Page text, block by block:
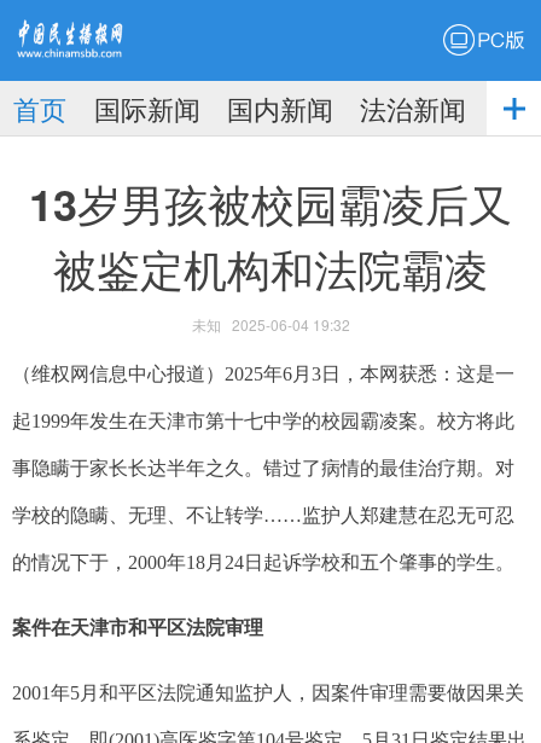
播
报
网
首页 国际新闻 国内新闻 法治新闻
社
13岁男孩被校园霸凌后又
被鉴定机构和法院霸凌
未知 2025-06-04 19:32
（维权网信息中心报道） 2025年6月 3日，本网获悉：这是一
起1999年发生在天津市第十七中学的校园霸凌案。校方将此
事隐瞒于家长长达半年之久。错过了病情的最佳治疗期。对
学校的隐瞒、无理、不让转学……监护人郑建慧在忍无可忍
的情况下于， 2000年18月 24日起诉学校和五个肇事的学生。
案件在天津市和平区法院审理
2001年5月和平区法院通知监护人，因案件审理需要做因果关